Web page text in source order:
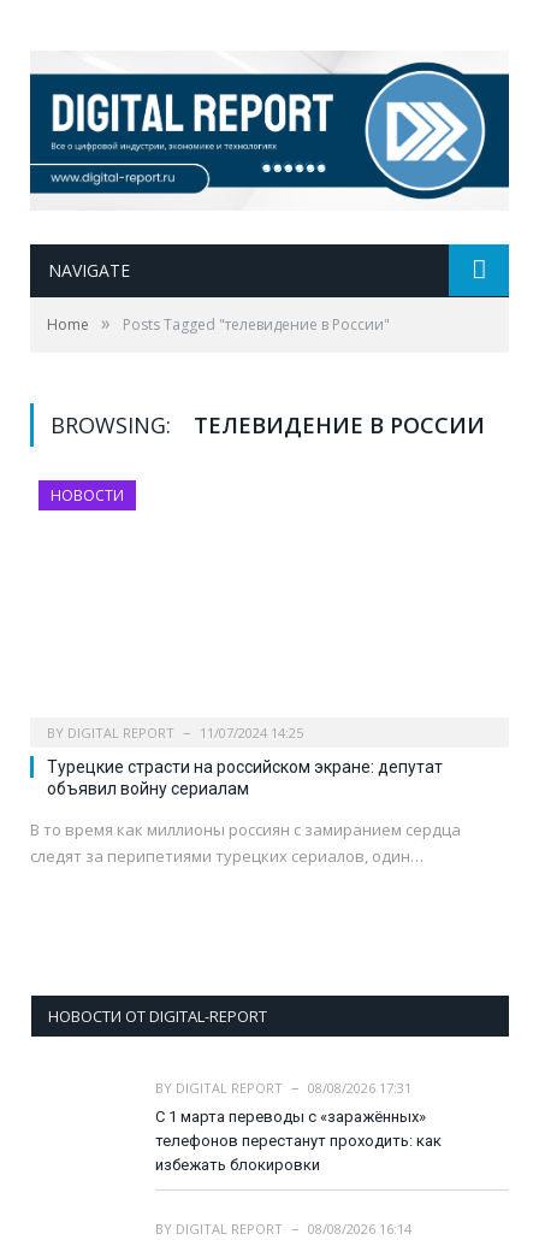
NAVIGATE
Home » Posts Tagged "телевидение в России"
BROWSING: ТЕЛЕВИДЕНИЕ В РОССИИ
НОВОСТИ
BY DIGITAL REPORT 11/07/2024 14:25
Турецкие страсти на российском экране: депутат
объявил войну сериалам
В то время как миллионы россиян с замиранием сердца
следят за перипетиями турецких сериалов, один…
НОВОСТИ ОТ DIGITAL-REPORT
BY DIGITAL REPORT
08/08/2026 17:31
С 1 марта переводы с «заражённых»
телефонов перестанут проходить: как
избежать блокировки
BY DIGITAL REPORT
08/08/2026 16:14